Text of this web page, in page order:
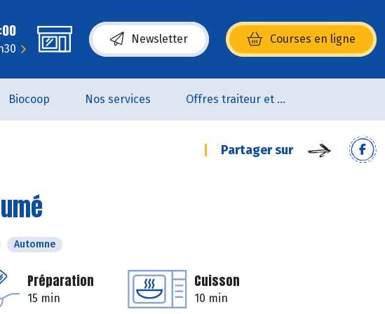
Newsletter Courses en ligne
(s’ouvre dans une nouvelle fenêtre)
Biocoop Nos services Offres traiteur et pâtisserie
Partager sur
Automne
Préparation
15 min
Cuisson
10 min